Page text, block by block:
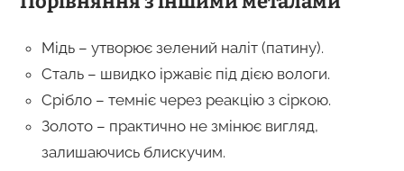
Мідь – утворює зелений наліт (патину).
Сталь – швидко іржавіє під дією вологи.
Срібло – темніє через реакцію з сіркою.
Золото – практично не змінює вигляд,
залишаючись блискучим.